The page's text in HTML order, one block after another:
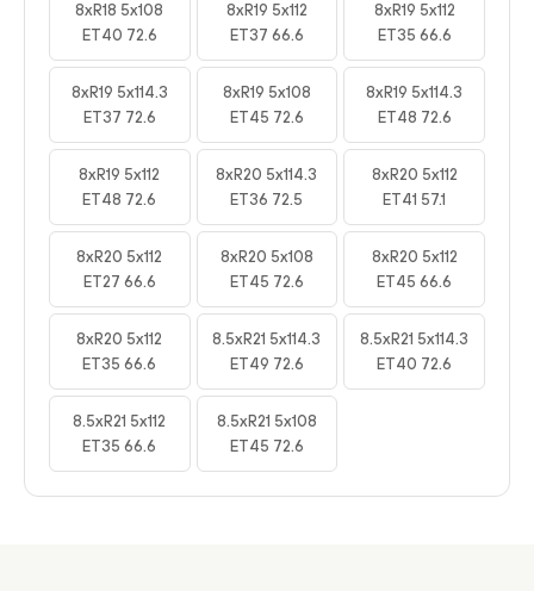
8xR18 5x108
ET40 72.6
8xR19 5x112
ET37 66.6
8xR19 5x112
ET35 66.6
8xR19 5x114.3
ET37 72.6
8xR19 5x108
ET45 72.6
8xR19 5x114.3
ET48 72.6
8xR19 5x112
ET48 72.6
8xR20 5x114.3
ET36 72.5
8xR20 5x112
ET41 57.1
8xR20 5x112
ET27 66.6
8xR20 5x108
ET45 72.6
8xR20 5x112
ET45 66.6
8xR20 5x112
ET35 66.6
8.5xR21 5x114.3
ET49 72.6
8.5xR21 5x114.3
ET40 72.6
8.5xR21 5x112
ET35 66.6
8.5xR21 5x108
ET45 72.6